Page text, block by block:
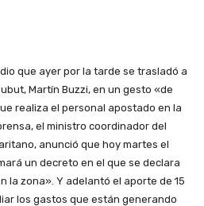
que ayer por la tarde se trasladó a
Martín Buzzi, en un gesto «de
realiza el personal apostado en la
el ministro coordinador del
anunció que hoy martes el
un decreto en el que se declara
la zona». Y adelantó el aporte de 15
los gastos que están generando